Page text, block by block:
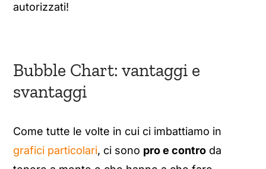
autorizzati!
Bubble Chart: vantaggi e
svantaggi
Come tutte le volte in cui ci imbattiamo in
grafici particolari, ci sono pro e contro da